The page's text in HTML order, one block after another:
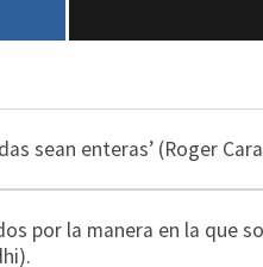
sean enteras’ (Roger
por la manera en la que